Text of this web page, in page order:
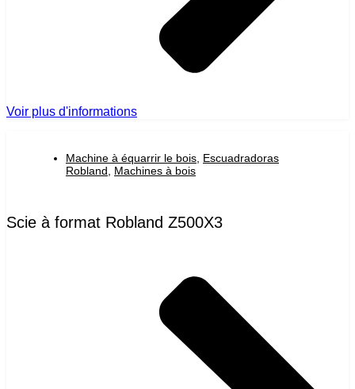
Voir plus d'informations
Machine à équarrir le bois, Escuadradoras
Robland, Machines à bois
Scie à format Robland Z500X3